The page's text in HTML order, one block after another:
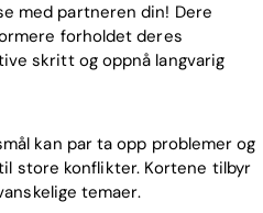
med partneren din! Dere
forholdet deres
skritt og oppnå langvarig
kan par ta opp problemer og
store konflikter. Kortene tilbyr
temaer.